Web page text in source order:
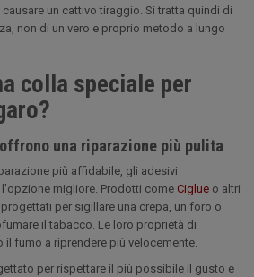
un cattivo tiraggio. Si tratta quindi di
non di un vero e proprio metodo a lungo
colla speciale per
una riparazione più pulita
più affidabile, gli adesivi
migliore. Prodotti come Ciglue o altri
per sigillare una crepa, un foro o
il tabacco. Le loro proprietà di
il fumo a riprendere più velocemente.
per rispettare il più possibile il gusto e